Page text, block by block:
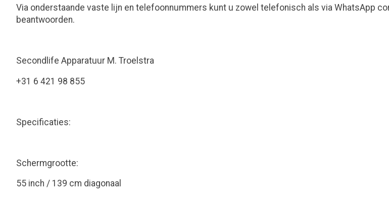
Via onderstaande vaste lijn en telefoonnummers kunt u zowel telefonisch als via WhatsApp
beantwoorden.
Secondlife Apparatuur M. Troelstra
+31 6 421 98 855
Specificaties:
Schermgrootte:
55 inch / 139 cm diagonaal